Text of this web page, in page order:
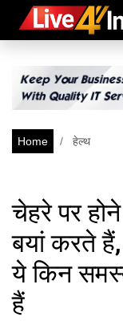
Home हेल्थ
चेहरे पर
बयां करते
ये किन
हैं